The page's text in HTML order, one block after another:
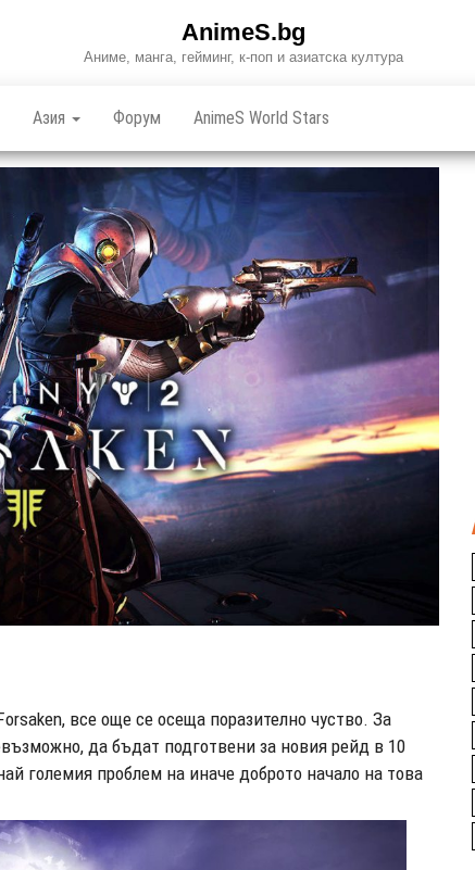
AnimeS.bg
Аниме, манга, гейминг, к-поп и азиатска култура
Азия Форум AnimeS World Stars
все още се осеща поразително чуство. За
да бъдат подготвени за новия рейд в 10
големия проблем на иначе доброто начало на това